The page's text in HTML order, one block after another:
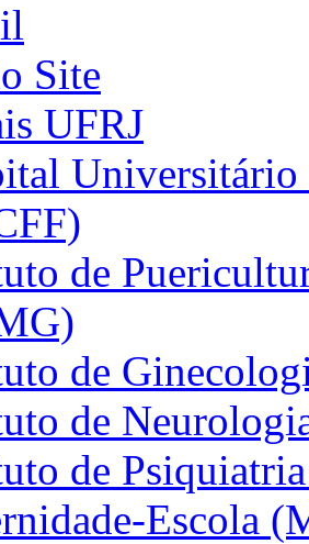
Site
UFRJ
de
de
de
de
Escola